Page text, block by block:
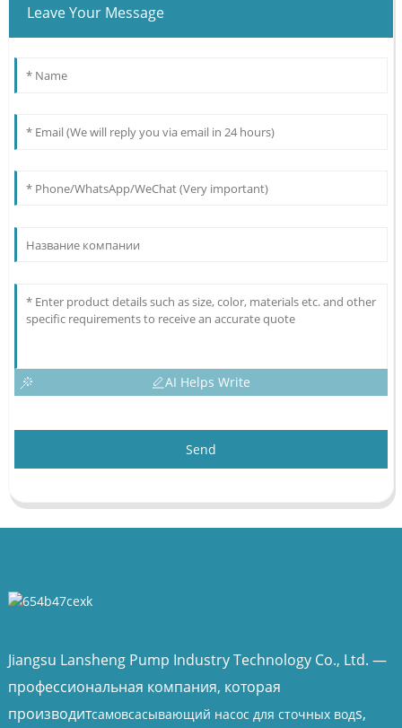
Leave Your Message
AI Helps Write
Send
Jiangsu Lansheng Pump Industry Technology Co., Ltd. —
профессиональная компания, которая
производитсамовсасывающий насос для сточных водs,